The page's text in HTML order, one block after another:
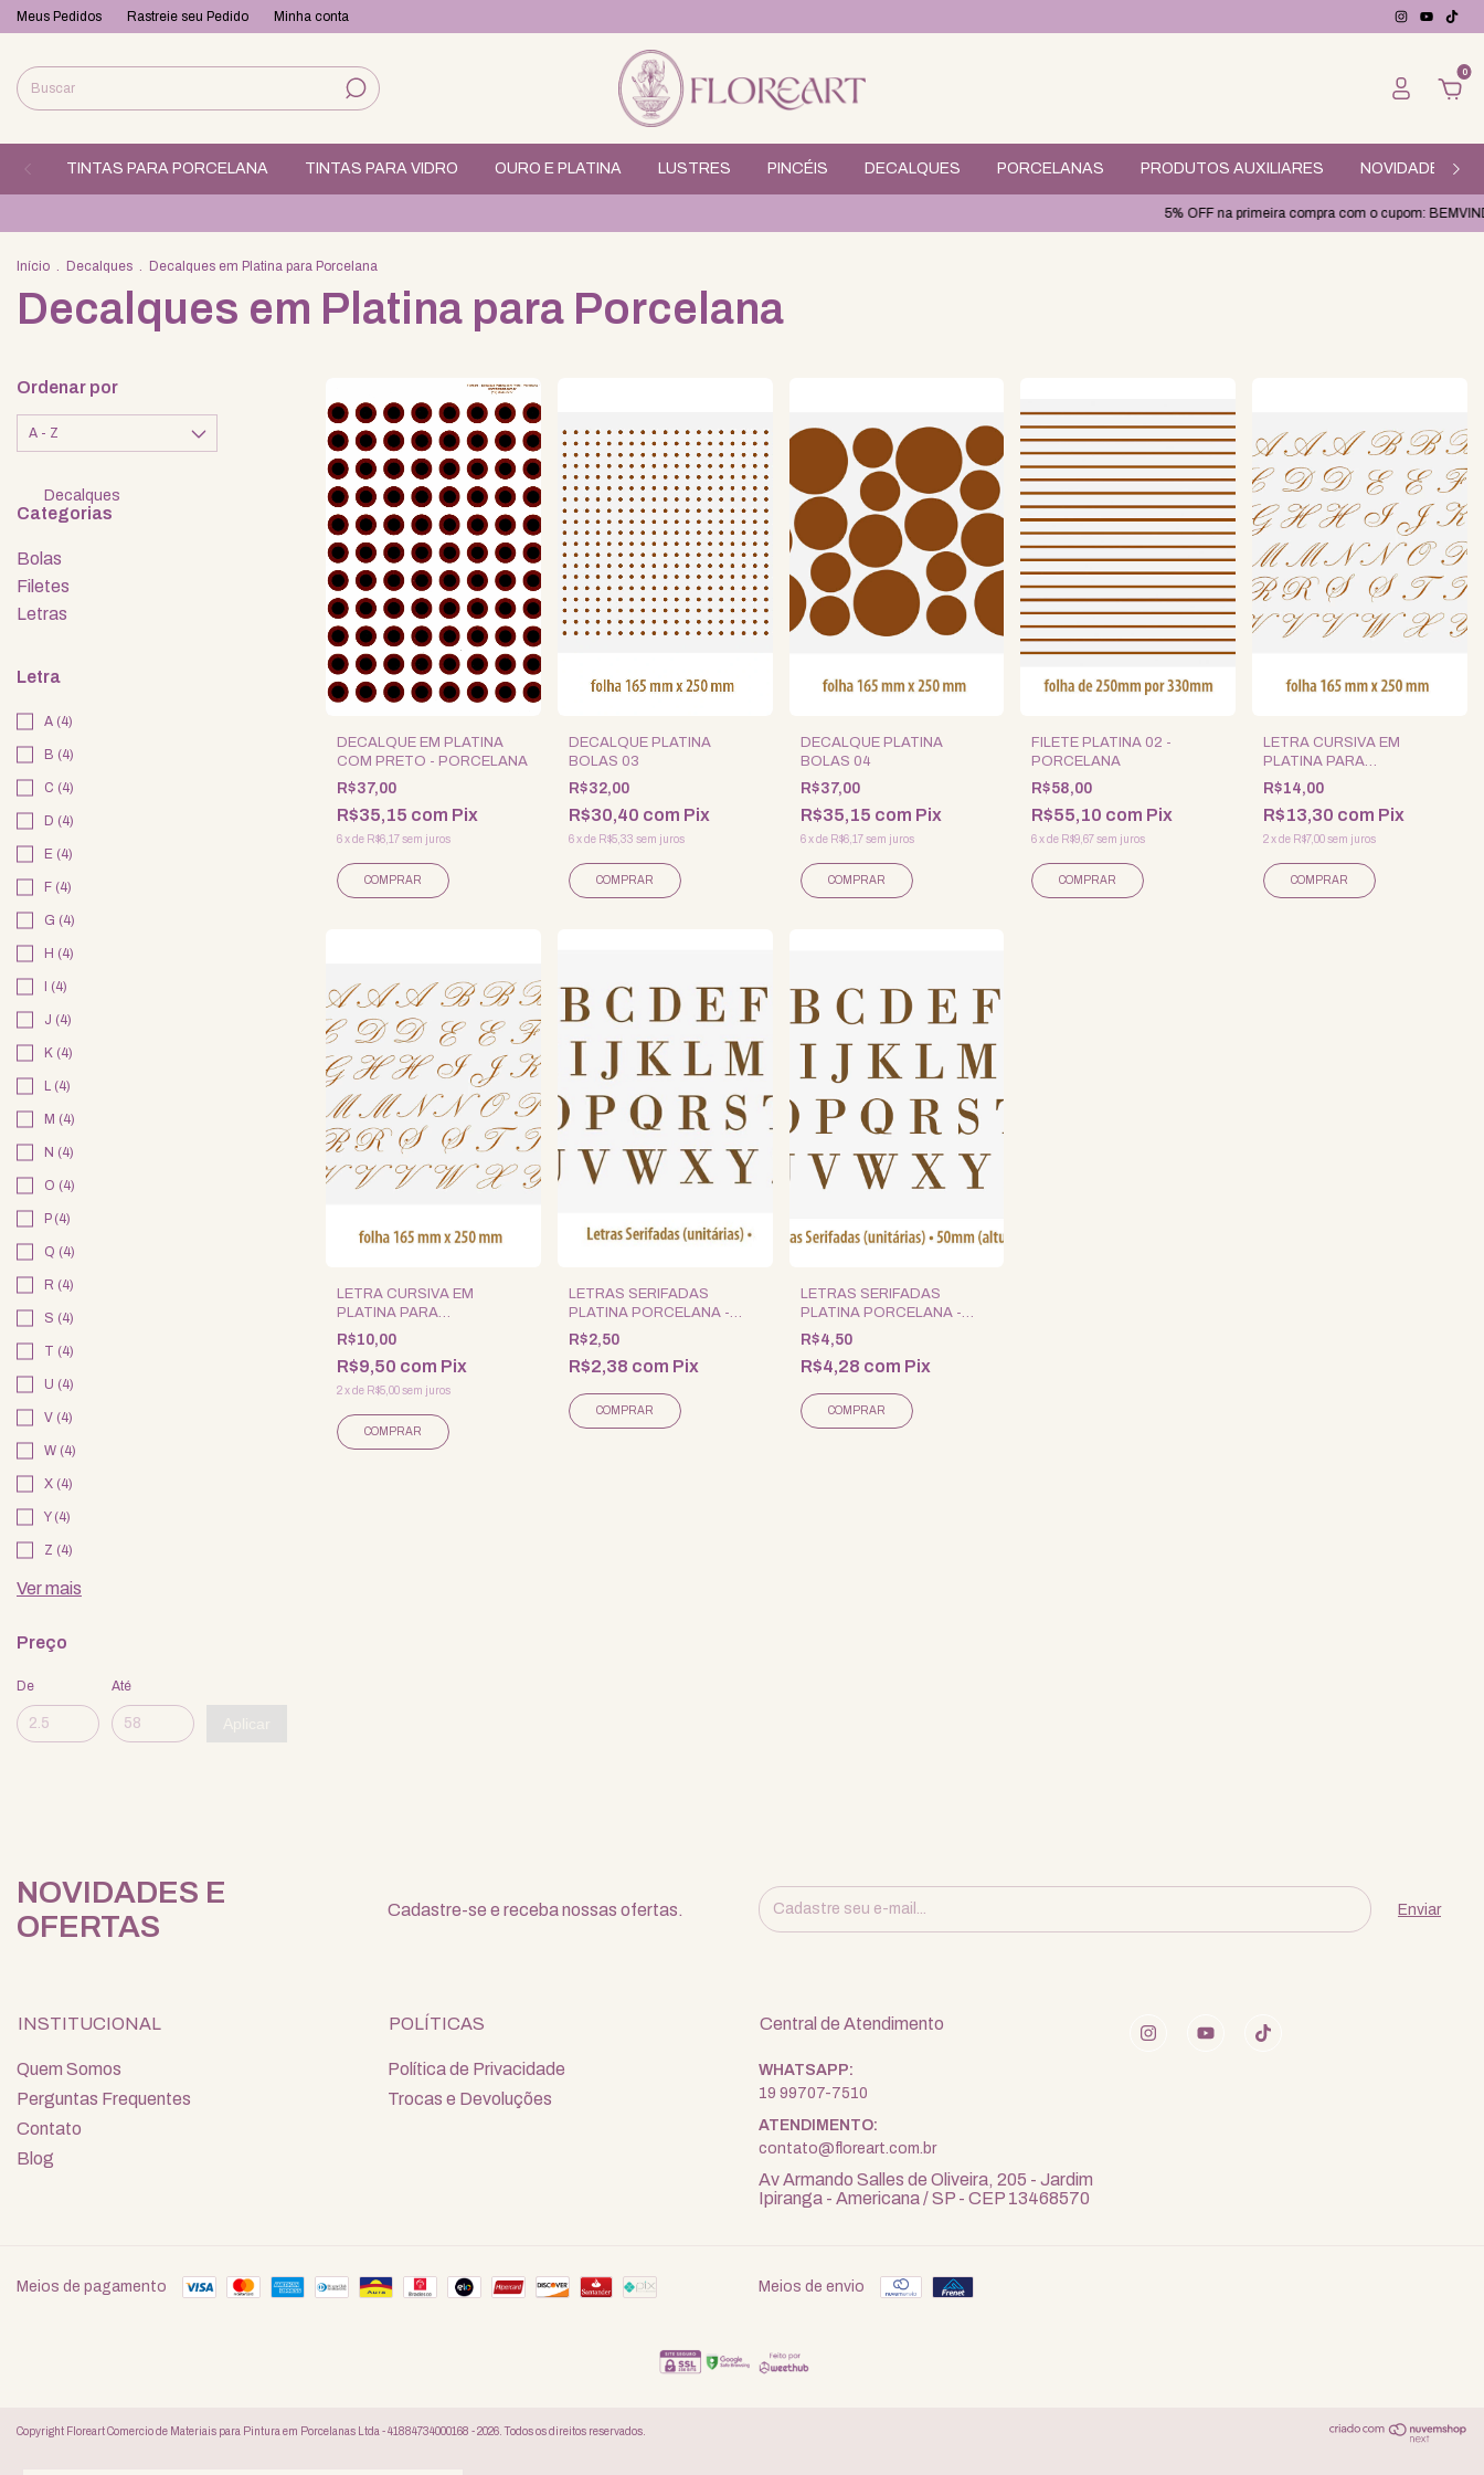
Meus Pedidos Rastreie seu Pedido Minha conta
0
TINTAS PARA PORCELANA TINTAS PARA VIDRO OURO E PLATINA LUSTRES PINCÉIS DECALQUES PORCELANAS PRODUTOS AUXILIARES NOVIDADES
5% OFF na primeira compra com o cupom: BEMVINDO
Início . Decalques . Decalques em Platina para Porcelana
Decalques em Platina para Porcelana
Ordenar por
Decalques
Categorias
Bolas
Filetes
Letras
Letra
A (4)
B (4)
C (4)
D (4)
E (4)
F (4)
G (4)
H (4)
I (4)
J (4)
K (4)
L (4)
M (4)
N (4)
O (4)
P (4)
Q (4)
R (4)
S (4)
T (4)
U (4)
V (4)
W (4)
X (4)
Y (4)
Z (4)
Ver mais
Preço
De Até
DECALQUE EM PLATINA
COM PRETO - PORCELANA
R$37,00
R$35,15 com Pix
6xde R$6,17sem juros
DECALQUE PLATINA
BOLAS 03
R$32,00
R$30,40 com Pix
6 xde R$5,33 sem juros
DECALQUE PLATINA
BOLAS 04
R$37,00
R$35,15 com Pix
6 xde R$6,17 sem juros
FILETE PLATINA 02 -
PORCELANA
R$58,00
R$55,10 com Pix
6 xde R$9,67 sem juros
LETRA CURSIVA EM
PLATINA PARA
PORCELANA - 4UN. -
GRANDE -
R$14,00
R$13,30 com Pix
2xde R$7,00sem juros
COMPRAR
LETRA CURSIVA EM
PLATINA PARA
PORCELANA - 4UN.- MINI -
R$10,00
R$9,50 com Pix
2xde R$5,00sem juros
COMPRAR
LETRAS SERIFADAS
PLATINA PORCELANA -
3CM
R$2,50
R$2,38 com Pix
COMPRAR
LETRAS SERIFADAS
PLATINA PORCELANA -
5CM
R$4,50
R$4,28 com Pix
COMPRAR
NOVIDADES E
OFERTAS
Cadastre-se e receba nossas ofertas.
INSTITUCIONAL
Quem Somos
Perguntas Frequentes
Contato
Blog
POLÍTICAS
Política de Privacidade
Trocas e Devoluções
Central de Atendimento
19 99707-7510
contato@floreart.com.br
Av Armando Salles de Oliveira, 205 - Jardim
Ipiranga - Americana / SP - CEP 13468570
Meios de pagamento Meios de envio
Copyright Floreart Comercio de Materiais para Pintura em Porcelanas Ltda - 41884734000168 - 2026. Todos os direitos reservados.